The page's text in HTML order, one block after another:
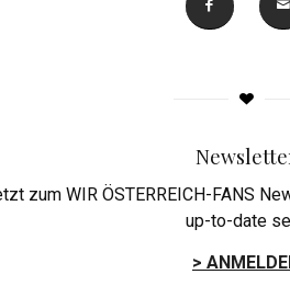
zum WIR ÖSTERREICH-FANS
up-to-date
>